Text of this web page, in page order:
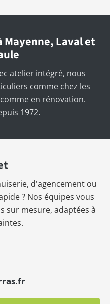
Laval et
atelier intégré, nous
comme chez les
en rénovation.
1972.
d'agencement ou
? Nos équipes vous
sur mesure, adaptées à